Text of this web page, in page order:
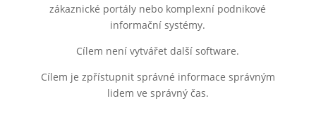
zákaznické portály nebo komplexní podnikové
informační systémy.
Cílem není vytvářet další software.
Cílem je zpřístupnit správné informace správným
lidem ve správný čas.